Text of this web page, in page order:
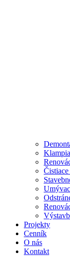
Čistiace
Projekty
Cenník
O nás
Kontakt